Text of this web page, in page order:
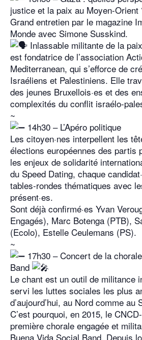
justice et la paix au Moyen-Orient
Grand entretien par le magazine
Monde avec Simone Susskind.
Inlassable militante de la
est fondatrice de l’association
Mediterranean, qui s’efforce de
Israéliens et Palestiniens. Elle
des jeunes Bruxellois·es et des
complexités du conflit israélo-
~
14h30 – L’Apéro politique
Les citoyen·nes interpellent les
élections européennes des partis
les enjeux de solidarité
du Speed Dating, chaque
tables-rondes thématiques avec
présent·es.
Sont déjà confirmé·es Yvan
Engagés), Marc Botenga (PTB),
(Ecolo), Estelle Ceulemans (PS).
~
17h30 – Concert de la
Band
Le chant est un outil de militance
servi les luttes sociales les plus
d’aujourd’hui, au Nord comme au
C’est pourquoi, en 2015, le
première chorale engagée et
Buena Vida Social Band. Depuis